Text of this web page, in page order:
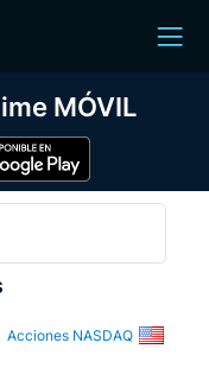
Acciones NASDAQ
MÓVIL